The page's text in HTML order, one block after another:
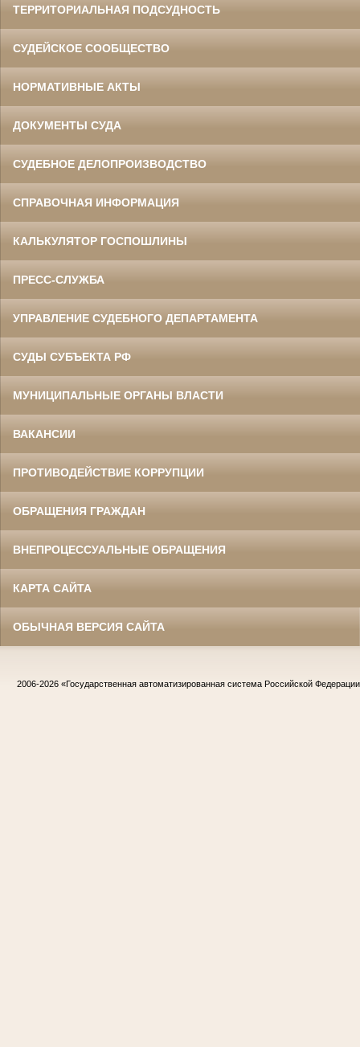
ТЕРРИТОРИАЛЬНАЯ ПОДСУДНОСТЬ
СУДЕЙСКОЕ СООБЩЕСТВО
НОРМАТИВНЫЕ АКТЫ
ДОКУМЕНТЫ СУДА
СУДЕБНОЕ ДЕЛОПРОИЗВОДСТВО
СПРАВОЧНАЯ ИНФОРМАЦИЯ
КАЛЬКУЛЯТОР ГОСПОШЛИНЫ
ПРЕСС-СЛУЖБА
УПРАВЛЕНИЕ СУДЕБНОГО ДЕПАРТАМЕНТА
СУДЫ СУБЪЕКТА РФ
МУНИЦИПАЛЬНЫЕ ОРГАНЫ ВЛАСТИ
ВАКАНСИИ
ПРОТИВОДЕЙСТВИЕ КОРРУПЦИИ
ОБРАЩЕНИЯ ГРАЖДАН
ВНЕПРОЦЕССУАЛЬНЫЕ ОБРАЩЕНИЯ
КАРТА САЙТА
ОБЫЧНАЯ ВЕРСИЯ САЙТА
2006-2026 «Государственная автоматизированная система Российской